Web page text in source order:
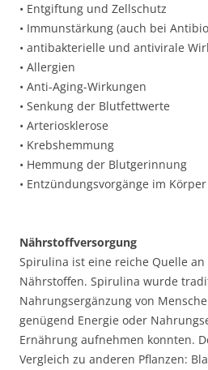
• Entgiftung und Zellschutz
• Immunstärkung (auch bei
• antibakterielle und antivirale
• Allergien
• Anti-Aging-Wirkungen
• Senkung der Blutfettwerte
• Arteriosklerose
• Krebshemmung
• Hemmung der Blutgerinnung
• Entzündungsvorgänge im Körper
Nährstoffversorgung
Spirulina ist eine reiche Quelle
Nährstoffen. Spirulina wurde
Nahrungsergänzung von
genügend Energie oder
Ernährung aufnehmen konnten.
Vergleich zu anderen Pflanzen: